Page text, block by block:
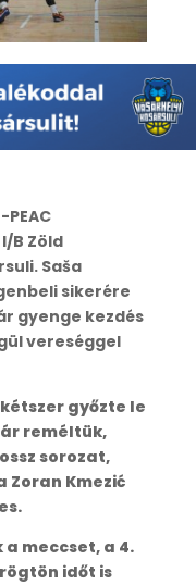
B Zöld
Saša
sikerére
gyenge kezdés
vereséggel
győzte le
reméltük,
sorozat,
Zoran Kmezić
meccset, a 4.
időt is